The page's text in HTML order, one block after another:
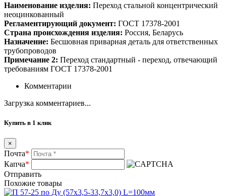
Наименование изделия: Переход стальной концентрический
неоцинкованный
Регламентирующий документ: ГОСТ 17378-2001
Страна происхождения изделия: Россия, Беларусь
Назначение: Бесшовная приварная деталь для ответственных
трубопроводов
Примечание 2: Переход стандартный - переход, отвечающий
требованиям ГОСТ 17378-2001
Комментарии
Загрузка комментариев...
Купить в 1 клик
×
Почта*
Капча*
Отправить
Похожие товары